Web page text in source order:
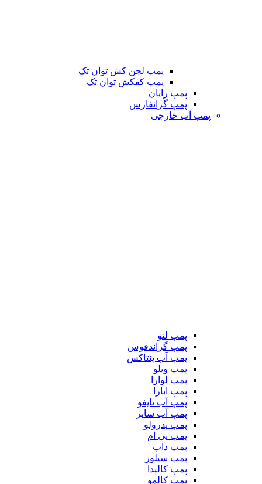
پمپ لجن کش توان تک
پمپ کفکش توان تک
پمپ رایان
پمپ گرانفارس
پمپ آب خارجی
پمپ لئو
پمپ گراندفوس
پمپ آب پنتاکس
پمپ ویلو
پمپ لوارا
پمپ ابارا
پمپ آب تایفو
پمپ آب سایر
پمپ پدرولو
پمپ پی ام
پمپ داب
پمپ سیلور
پمپ کالپدا
پمپ کالمو